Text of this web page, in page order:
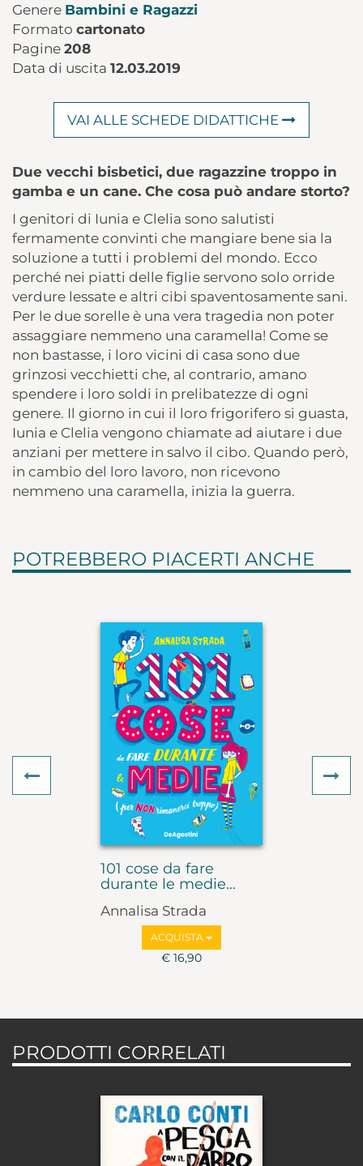
Genere Bambini e Ragazzi
Formato cartonato
Pagine 208
Data di uscita 12.03.2019
VAI ALLE SCHEDE DIDATTICHE
Due vecchi bisbetici, due ragazzine troppo in
gamba e un cane. Che cosa può andare storto?
I genitori di Iunia e Clelia sono salutisti
fermamente convinti che mangiare bene sia la
soluzione a tutti i problemi del mondo. Ecco
perché nei piatti delle figlie servono solo orride
verdure lessate e altri cibi spaventosamente sani.
Per le due sorelle è una vera tragedia non poter
assaggiare nemmeno una caramella! Come se
non bastasse, i loro vicini di casa sono due
grinzosi vecchietti che, al contrario, amano
spendere i loro soldi in prelibatezze di ogni
genere. Il giorno in cui il loro frigorifero si guasta,
Iunia e Clelia vengono chiamate ad aiutare i due
anziani per mettere in salvo il cibo. Quando però,
in cambio del loro lavoro, non ricevono
nemmeno una caramella, inizia la guerra.
POTREBBERO PIACERTI ANCHE
101 cose da fare
durante le medie...
Annalisa Strada
ACQUISTA
€ 16,90
Previous
PRODOTTI CORRELATI